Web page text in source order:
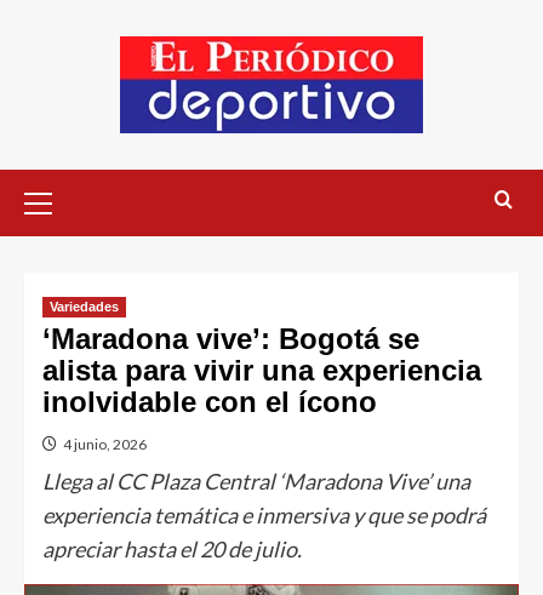
Variedades
‘Maradona vive’: Bogotá se
alista para vivir una experiencia
inolvidable con el ícono
4 junio, 2026
Llega al CC Plaza Central ‘Maradona Vive’ una
experiencia temática e inmersiva y que se podrá
apreciar hasta el 20 de julio.